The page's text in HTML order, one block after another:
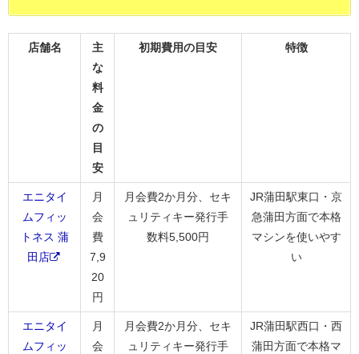
店舗名
主
な
料
金
の
目
安
初期費用の目安 特徴
エニタイ
ムフィッ
トネス 蒲
田店
月
会
費
7,9
20
円
月会費2か月分、セキ
ュリティキー発行手
数料5,500円
JR蒲田駅東口・京
急蒲田方面で本格
マシンを使いやす
い
エニタイ
ムフィッ
月
会
月会費2か月分、セキ
ュリティキー発行手
JR蒲田駅西口・西
蒲田方面で本格マ